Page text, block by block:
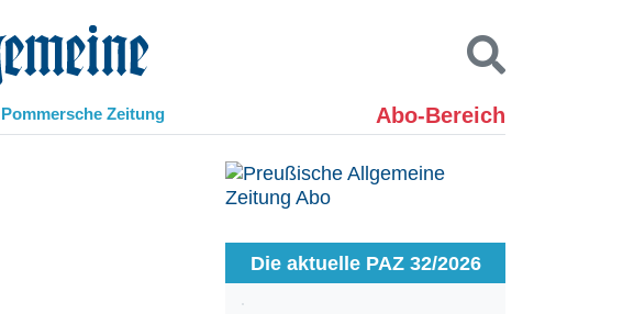
Zeitung Abo-Bereich
Kontakt
Die aktuelle PAZ 32/2026